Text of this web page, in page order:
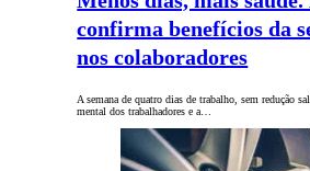
confirma benefícios da
nos colaboradores
A semana de quatro dias de trabalho, sem redução
mental dos trabalhadores e a…